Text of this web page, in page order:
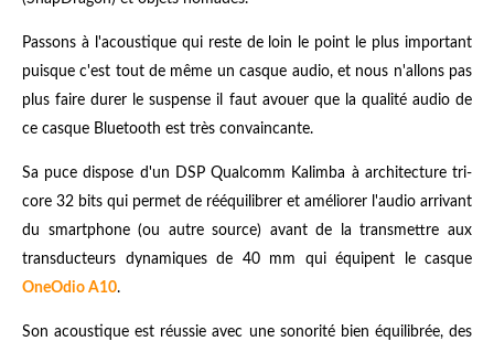
Passons à l'acoustique qui reste de loin le point le plus important
puisque c'est tout de même un casque audio, et nous n'allons pas
plus faire durer le suspense il faut avouer que la qualité audio de
ce casque Bluetooth est très convaincante.
Sa puce dispose d'un DSP Qualcomm Kalimba à architecture tri-
core 32 bits qui permet de rééquilibrer et améliorer l'audio arrivant
du smartphone (ou autre source) avant de la transmettre aux
transducteurs dynamiques de 40 mm qui équipent le casque
OneOdio A10.
Son acoustique est réussie avec une sonorité bien équilibrée, des